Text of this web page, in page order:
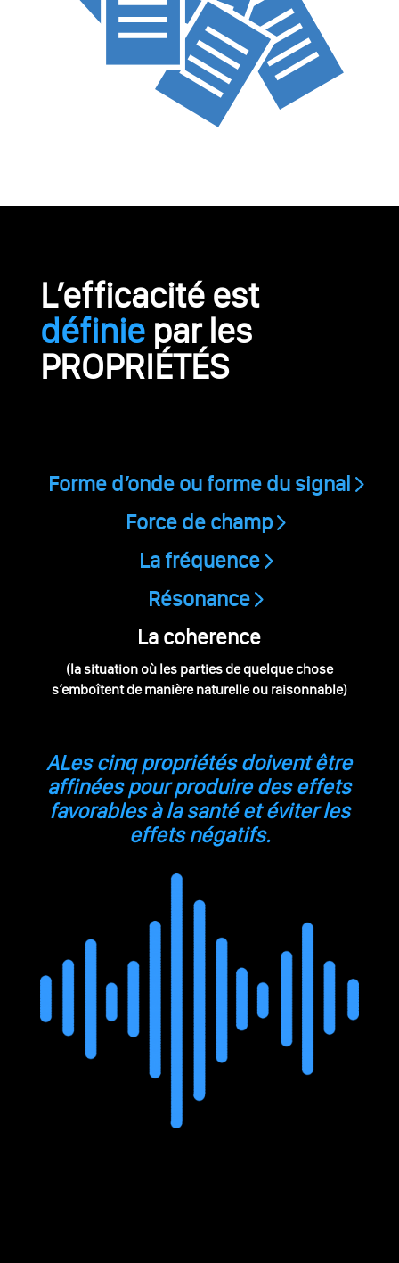
L’efficacité est
définiepar les
PROPRIÉTÉS
Forme d’onde ou forme du signal
Force de champ
La fréquence
Résonance
La coherence
(la situation où les parties de quelque chose
s’emboîtent de manière naturelle ou raisonnable)
ALes cinq propriétés doivent être
affinées pour produire des effets
favorables à la santé et éviter les
effets négatifs.